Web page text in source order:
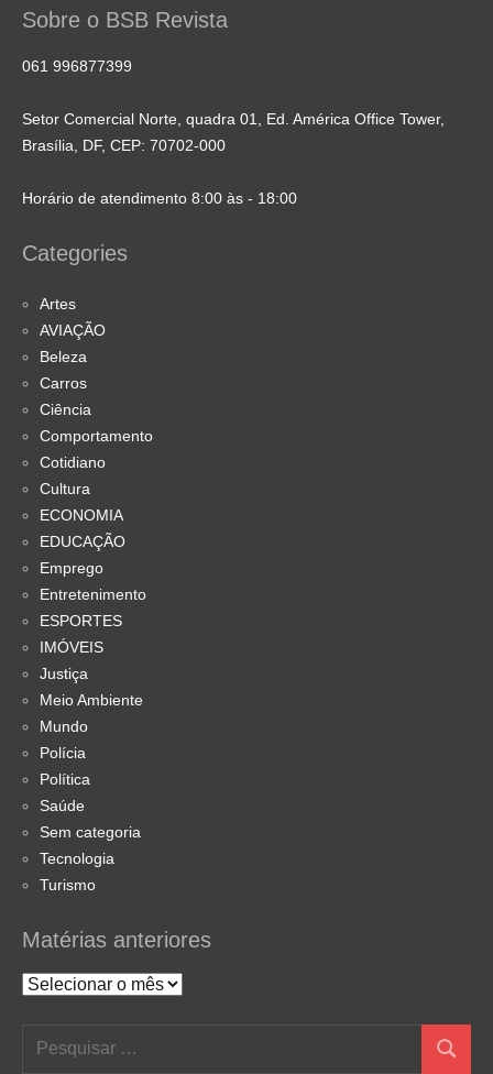
Sobre o BSB Revista
061 996877399
Setor Comercial Norte, quadra 01, Ed. América Office Tower,
Brasília, DF, CEP: 70702-000
Horário de atendimento 8:00 às - 18:00
Categories
Artes
AVIAÇÃO
Beleza
Carros
Ciência
Comportamento
Cotidiano
Cultura
ECONOMIA
EDUCAÇÃO
Emprego
Entretenimento
ESPORTES
IMÓVEIS
Justiça
Meio Ambiente
Mundo
Polícia
Política
Saúde
Sem categoria
Tecnologia
Turismo
Matérias anteriores
Matérias